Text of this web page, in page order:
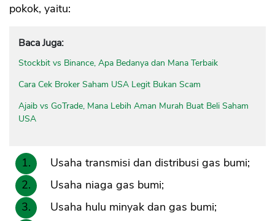
pokok, yaitu:
Baca Juga:
Stockbit vs Binance, Apa Bedanya dan Mana Terbaik
Cara Cek Broker Saham USA Legit Bukan Scam
Ajaib vs GoTrade, Mana Lebih Aman Murah Buat Beli Saham
USA
Usaha transmisi dan distribusi gas bumi;
Usaha niaga gas bumi;
Usaha hulu minyak dan gas bumi;